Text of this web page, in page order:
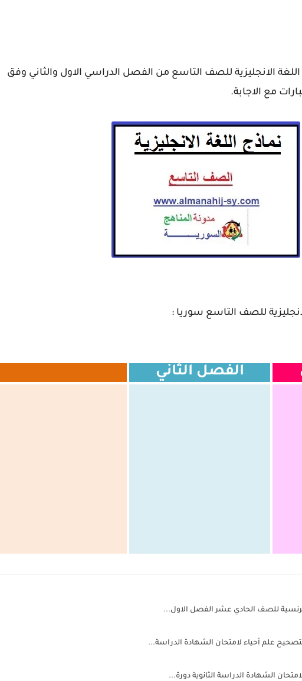
اللغة الانجليزية للصف التاسع من الفصل الدراسي الاول والثاني وفق
مع الاجابة.
للصف التاسع سوريا :
الفصل الثاني
للصف الحادي عشر الفصل الاول...
علم أحياء لامتحان الشهادة الدراسة...
الشهادة الدراسة الثانوية دورة...